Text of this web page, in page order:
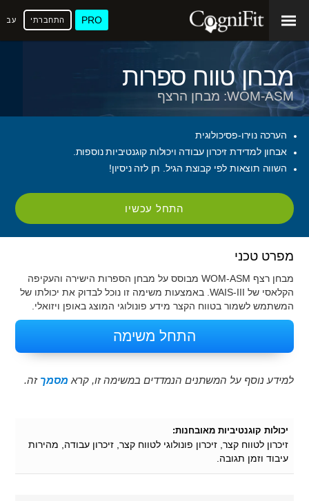
PRO התחברתי
מבחן טווח ספרות
WOM-ASM: מבחן הרצף
הערכה נוירו-פסיכולוגית
אבחון למדידת זיכרון עבודה ויכולות קוגנטיביות נוספות.
השווה תוצאות לפי קבוצת הגיל. תן לזה ניסיון!
התחל עכשיו
מפרט טכני
מבחן רצף WOM-ASM מבוסס על מבחן הספרות הישירה והעקיפה
הקלאסי של WAIS-III. באמצעות משימה זו נוכל לבדוק את יכולתו של
המשתמש לשמור בטווח הקצר מידע פונולוגי המוצג באופן ויזואלי.
התחל משימה
למידע נוסף על המשתנים הנמדדים במשימה זו, קרא מסמך זה.
יכולות קוגנטיביות מאובחנות:
זיכרון לטווח קצר, זיכרון פונולוגי לטווח קצר, זיכרון עבודה, מהירות
עיבוד וזמן תגובה.